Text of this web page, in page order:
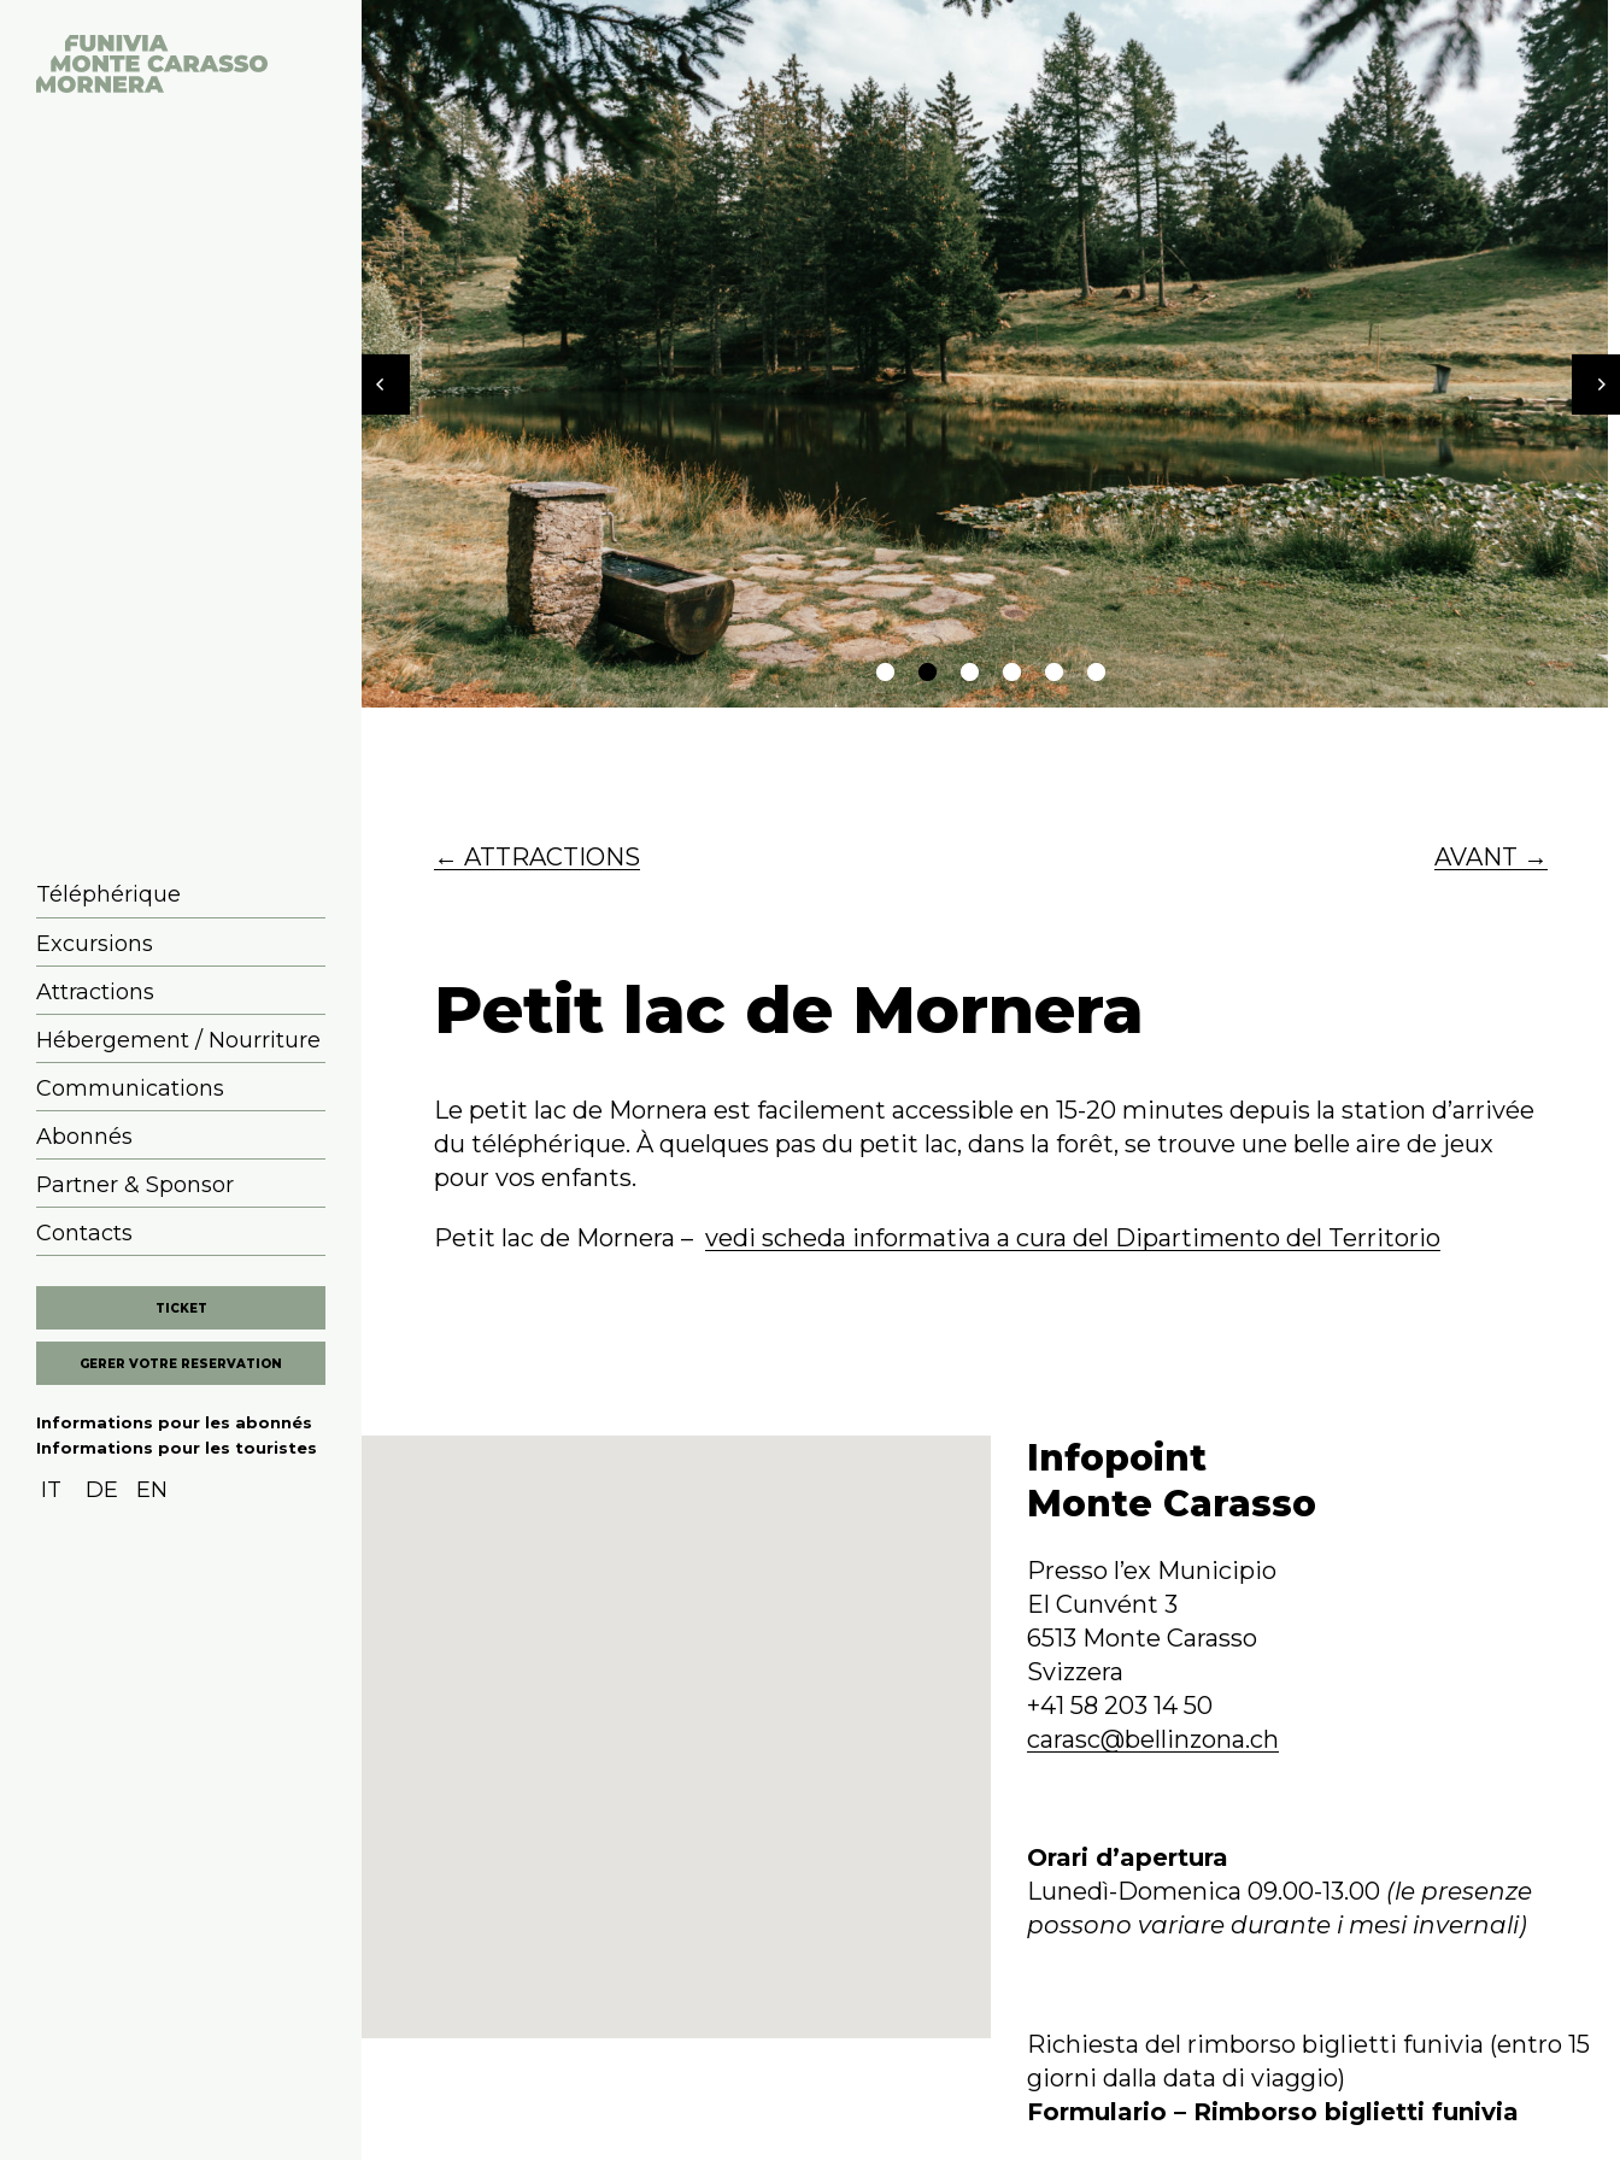
Téléphérique
Excursions
Attractions
Hébergement / Nourriture
Communications
Abonnés
Partner & Sponsor
Contacts
TICKET
GERER VOTRE RESERVATION
Informations pour les abonnés
Informations pour les touristes
IT DE EN
← ATTRACTIONS AVANT →
Petit lac de Mornera
Le petit lac de Mornera est facilement accessible en 15-20 minutes depuis la station d’arrivée
du téléphérique. À quelques pas du petit lac, dans la forêt, se trouve une belle aire de jeux
pour vos enfants.
Petit lac de Mornera – vedi scheda informativa a cura del Dipartimento del Territorio
Infopoint
Monte Carasso
Presso l’ex Municipio
El Cunvént 3
6513 Monte Carasso
Svizzera
+41 58 203 14 50
carasc@bellinzona.ch
Orari d’apertura
Lunedì-Domenica 09.00-13.00 (le presenze
possono variare durante i mesi invernali)
Richiesta del rimborso biglietti funivia (entro 15
giorni dalla data di viaggio)
Formulario – Rimborso biglietti funivia